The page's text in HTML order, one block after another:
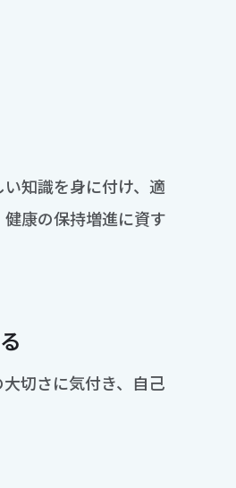
知識を身に付け、適
康の保持増進に資す
切さに気付き、自己